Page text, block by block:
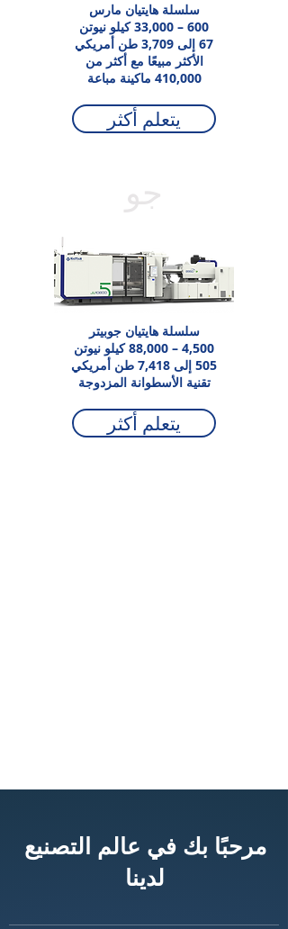
سلسلة هايتيان مارس
600 – 33,000 كيلو نيوتن
67 إلى 3,709 طن أمريكي
الأكثر مبيعًا مع أكثر من
410,000 ماكينة مباعة
يتعلم أكثر
جو
سلسلة هايتيان جوبيتر
4,500 – 88,000 كيلو نيوتن
505 إلى 7,418 طن أمريكي
تقنية الأسطوانة المزدوجة
يتعلم أكثر
مرحبًا بك في عالم التصنيع
لدينا